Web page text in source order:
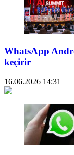
WhatsApp
keçirir
16.06.2026 14:31